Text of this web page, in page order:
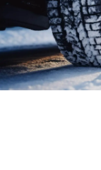
Bestel
Gratis bezorgd
Seizoen: